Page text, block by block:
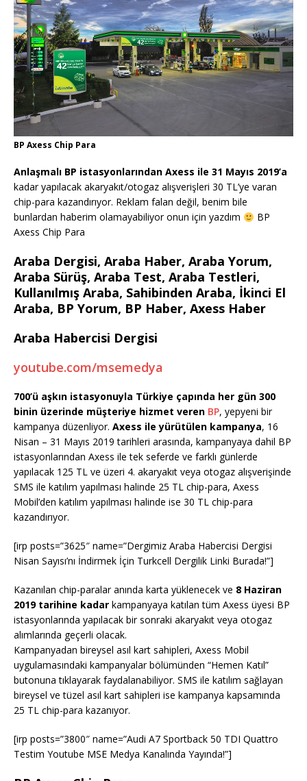
BP Axess Chip Para
Anlaşmalı BP istasyonlarından Axess ile 31 Mayıs 2019’a
kadar yapılacak akaryakıt/otogaz alışverişleri 30 TL’ye varan
chip-para kazandırıyor. Reklam falan değil, benim bile
bunlardan haberim olamayabiliyor onun için yazdım
BP
Axess Chip Para
Araba Dergisi, Araba Haber, Araba Yorum,
Araba Sürüş, Araba Test, Araba Testleri,
Kullanılmış Araba, Sahibinden Araba, İkinci El
Araba, BP Yorum, BP Haber, Axess Haber
Araba Habercisi Dergisi
youtube.com/msemedya
700’ü aşkın istasyonuyla Türkiye çapında her gün 300
binin üzerinde müşteriye hizmet veren BP, yepyeni bir
kampanya düzenliyor. Axess ile yürütülen kampanya, 16
Nisan – 31 Mayıs 2019 tarihleri arasında, kampanyaya dahil BP
istasyonlarından Axess ile tek seferde ve farklı günlerde
yapılacak 125 TL ve üzeri 4. akaryakıt veya otogaz alışverişinde
SMS ile katılım yapılması halinde 25 TL chip-para, Axess
Mobil’den katılım yapılması halinde ise 30 TL chip-para
kazandırıyor.
[irp posts=”3625″ name=”Dergimiz Araba Habercisi Dergisi
Nisan Sayısı’nı İndirmek İçin Turkcell Dergilik Linki Burada!”]
Kazanılan chip-paralar anında karta yüklenecek ve 8 Haziran
2019 tarihine kadar kampanyaya katılan tüm Axess üyesi BP
istasyonlarında yapılacak bir sonraki akaryakıt veya otogaz
alımlarında geçerli olacak.
Kampanyadan bireysel asıl kart sahipleri, Axess Mobil
uygulamasındaki kampanyalar bölümünden “Hemen Katıl”
butonuna tıklayarak faydalanabiliyor. SMS ile katılım sağlayan
bireysel ve tüzel asıl kart sahipleri ise kampanya kapsamında
25 TL chip-para kazanıyor.
[irp posts=”3800″ name=”Audi A7 Sportback 50 TDI Quattro
Testim Youtube MSE Medya Kanalında Yayında!”]